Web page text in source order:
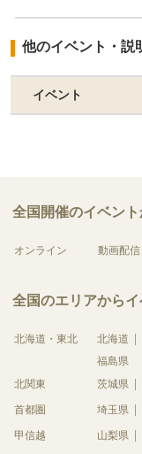
他のイベント・説
イベント
全国開催のイベン
オンライン 動画配信
全国のエリアから
北海道・東北 北海道
福島県
北関東
茨城県
首都圏 埼玉県
甲信越 山梨県